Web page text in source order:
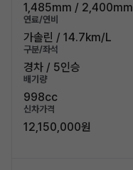
1,485mm / 2,400mm
연료/연비
가솔린 / 14.7km/L
구분/좌석
경차 / 5인승
배기량
998cc
신차가격
12,150,000원